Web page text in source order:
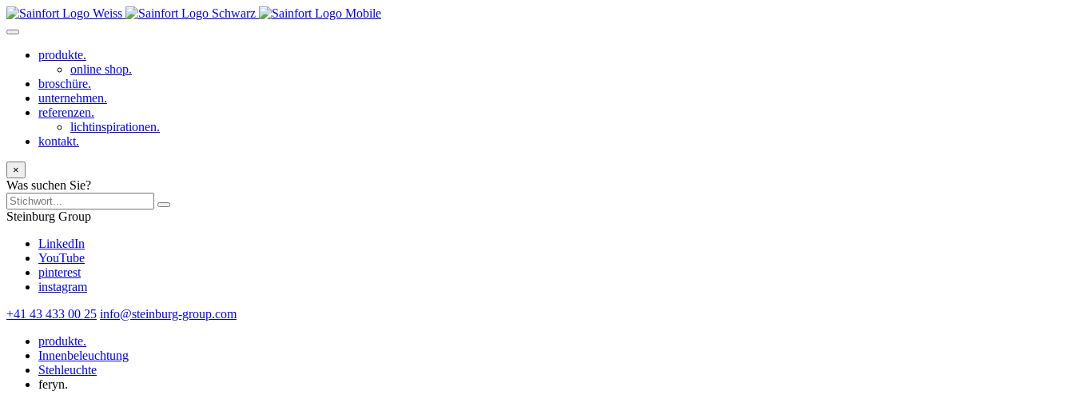
produkte.
online shop.
broschüre.
unternehmen.
referenzen.
lichtinspirationen.
kontakt.
×
Was suchen Sie?
Steinburg Group
LinkedIn
YouTube
pinterest
instagram
+41 43 433 00 25 info@steinburg-group.com
produkte.
Innenbeleuchtung
Stehleuchte
feryn.